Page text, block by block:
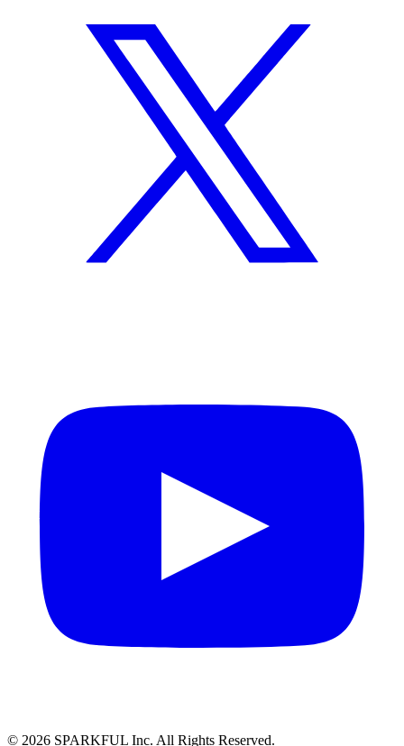
© 2026 SPARKFUL Inc. All Rights Reserved.